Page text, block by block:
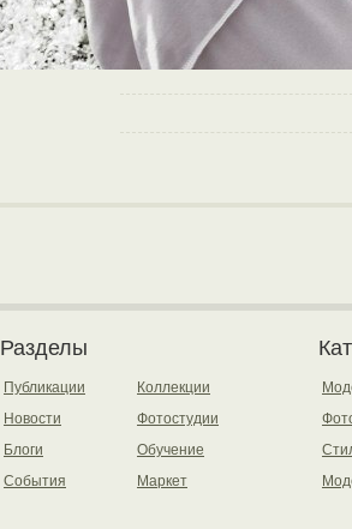
Разделы
Публикации
Новости
Блоги
События
Коллекции
Фотостудии
Обучение
Маркет